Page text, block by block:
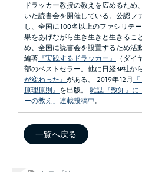
ドラッカー教授の教えを広めるため
いた読書会を開催している。公認フ
し、全国に100名以上のファシリテ
果をあげながら生き生きと生きるこ
め、全国に読書会を設置するため活動
編著 『実践するドラッカー』
（ダ
部のベストセラー。他に日経BP社から
が変わった』 がある。 2019年12月
原理原則』 を出版。 雑誌『致知』に
ーの教え」連載投稿中。
一覧へ戻る